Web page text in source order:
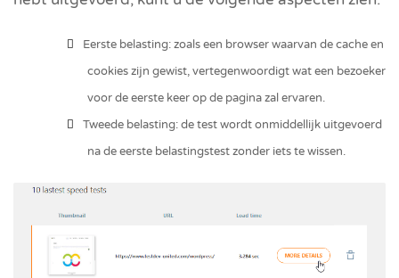
Eerste belasting: zoals een browser waarvan de cache en
cookies zijn gewist, vertegenwoordigt wat een bezoeker
voor de eerste keer op de pagina zal ervaren.
Tweede belasting: de test wordt onmiddellijk uitgevoerd
na de eerste belastingstest zonder iets te wissen.